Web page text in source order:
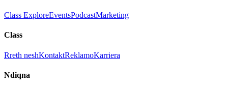
Class ExploreEventsPodcastMarketing
Class
Rreth neshKontaktReklamoKarriera
Ndiqna